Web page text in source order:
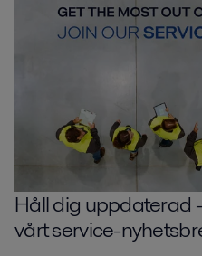
Håll dig uppdaterad
vårt service-